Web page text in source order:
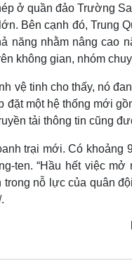
ở quần đảo Trường
Bên cạnh đó, Trung
năng nhằm nâng cao
không gian, nhóm
tinh cho thấy, nó
một hệ thống mới
tải thông tin cũng
trại mới. Có khoảng
ten. “Hầu hết việc
nỗ lực của quân